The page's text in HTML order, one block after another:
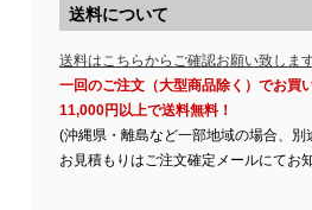
送料について
送料はこちらからご確認お願い致します
一回のご注文（大型商品除く）でお買
11,000円以上で送料無料！
(沖縄県・離島など一部地域の場合、別
お見積もりはご注文確定メールにてお